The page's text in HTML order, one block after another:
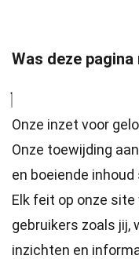
Was deze
Onze inzet voor
Onze toewijding
en boeiende
Elk feit op onze
gebruikers zoals jij,
inzichten en